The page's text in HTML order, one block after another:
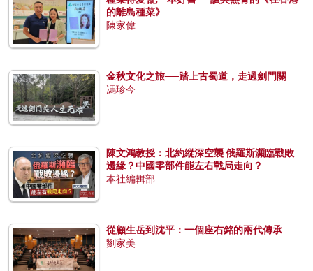
的離島種菜》
陳家偉
金秋文化之旅──踏上古蜀道，走過劍門關
馮珍今
陳文鴻教授：北約縱深空襲 俄羅斯瀕臨戰敗
邊緣？中國零部件能左右戰局走向？
本社編輯部
從顧生岳到沈平：一個座右銘的兩代傳承
劉家美